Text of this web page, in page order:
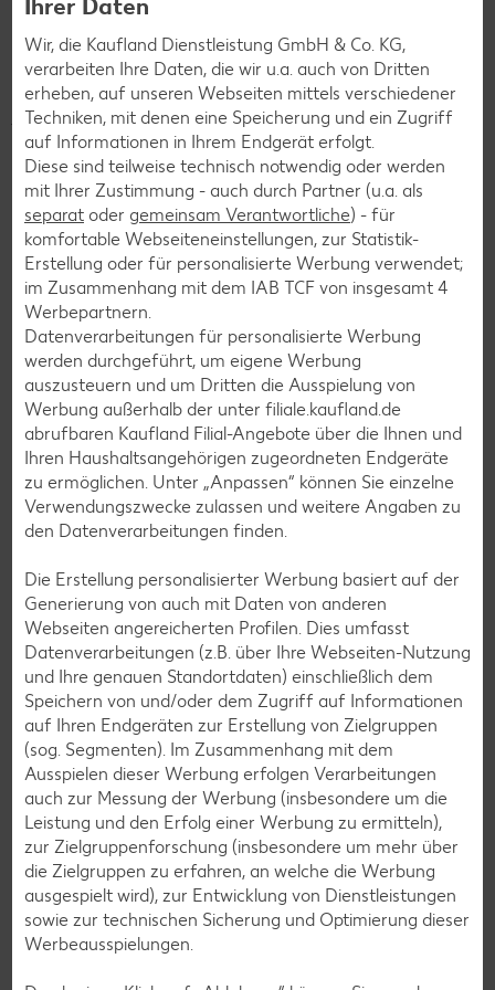
Kinderheime oder die Tafeln unterstützen? Kein Problem!
Jeder Cent zählt! Für deine Region.ist das neue
Filialspendenkonzept von Kaufland. Denn schon kleine
Beträge können Großes bewirken. Unsere Kunden können in
jeder unserer über 780 Filialen in Deutschland beim
Bezahlen auf den nächsthöheren 10-Cent-Betrag
aufrunden und/oder ihren Pfandbon spenden, um eine
soziale Organisation aus ihrer Region zu unterstützen.
So stärken wir gemeinsam das gesellschaftliche
Engagement vor Ort – für eine nachhaltigere Zukunft
direkt vor der Haustür. Also, mitmachen! Denn jeder Cent
zählt!
Die Spenden aus deiner Filiale gehen
an:Kindervisionen e.V. Erfurt
Mehr erfahren
Shops
Weitere Shops in deiner Filiale
Hier findest du eine Übersicht aller unserer Partner-Shops in
deiner Filiale, die unser Angebot vor Ort ergänzen.
Ihrer Daten
Wir, die Kaufland Dienstleistung GmbH & Co. KG,
verarbeiten Ihre Daten, die wir u.a. auch von Dritten
erheben, auf unseren Webseiten mittels verschiedener
Techniken, mit denen eine Speicherung und ein Zugriff
auf Informationen in Ihrem Endgerät erfolgt.
Diese sind teilweise technisch notwendig oder werden
mit Ihrer Zustimmung - auch durch Partner (u.a. als
separat oder gemeinsam Verantwortliche) - für
komfortable Webseiteneinstellungen, zur Statistik-
Erstellung oder für personalisierte Werbung verwendet;
im Zusammenhang mit dem IAB TCF von insgesamt 4
Werbepartnern.
Datenverarbeitungen für personalisierte Werbung
werden durchgeführt, um eigene Werbung
auszusteuern und um Dritten die Ausspielung von
Werbung außerhalb der unter filiale.kaufland.de
abrufbaren Kaufland Filial-Angebote über die Ihnen und
Ihren Haushaltsangehörigen zugeordneten Endgeräte
zu ermöglichen. Unter „Anpassen“ können Sie einzelne
Verwendungszwecke zulassen und weitere Angaben zu
den Datenverarbeitungen finden.
Die Erstellung personalisierter Werbung basiert auf der
Generierung von auch mit Daten von anderen
Webseiten angereicherten Profilen. Dies umfasst
Datenverarbeitungen (z.B. über Ihre Webseiten-Nutzung
und Ihre genauen Standortdaten) einschließlich dem
Speichern von und/oder dem Zugriff auf Informationen
auf Ihren Endgeräten zur Erstellung von Zielgruppen
(sog. Segmenten). Im Zusammenhang mit dem
Ausspielen dieser Werbung erfolgen Verarbeitungen
auch zur Messung der Werbung (insbesondere um die
Leistung und den Erfolg einer Werbung zu ermitteln),
zur Zielgruppenforschung (insbesondere um mehr über
die Zielgruppen zu erfahren, an welche die Werbung
ausgespielt wird), zur Entwicklung von Dienstleistungen
sowie zur technischen Sicherung und Optimierung dieser
Werbeausspielungen.